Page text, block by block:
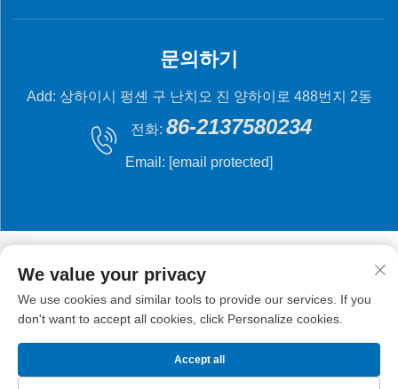
문의하기
Add: 상하이시 펑셴 구 난치오 진 양하이로 488번지 2동
전화: 86-2137580234
Email: [email protected]
저작권 © 2024 상해 플라잉 피시 기계 제조 유한 회사.
We value your privacy
We use cookies and similar tools to provide our services. If you
don't want to accept all cookies, click Personalize cookies.
Accept all